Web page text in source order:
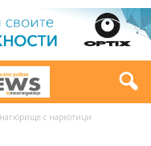
с наркотици